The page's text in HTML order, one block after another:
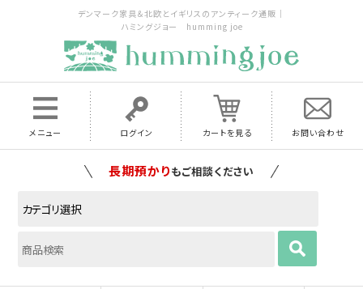
デンマーク家具＆北欧とイギリスのアンティーク通販｜
ハミングジョー humming joe
メニュー ログイン カートを見る お問い合わせ
家具の配送料は全国当店で負担いたします